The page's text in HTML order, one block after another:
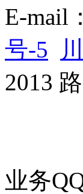
E-mail
号-5
2013
业务